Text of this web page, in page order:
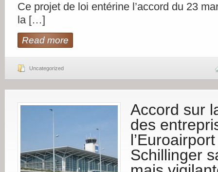
Ce projet de loi entérine l’accord du 23
la […]
Read more
Uncategorized
Accord sur
des
Schillinger